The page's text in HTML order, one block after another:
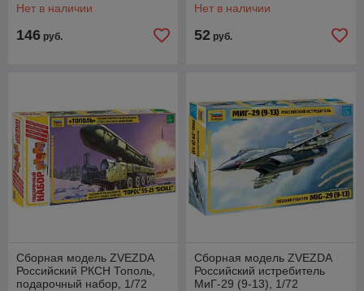
Нет в наличии
146 руб.
Нет в наличии
52 руб.
Сборная модель ZVEZDA
Российский РКСН Тополь,
подарочный набор, 1/72
Сборная модель ZVEZDA
Российский истребитель
МиГ-29 (9-13), 1/72